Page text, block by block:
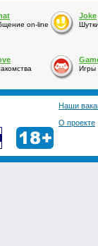
on-line
Joke
Игры
Наши
О проекте